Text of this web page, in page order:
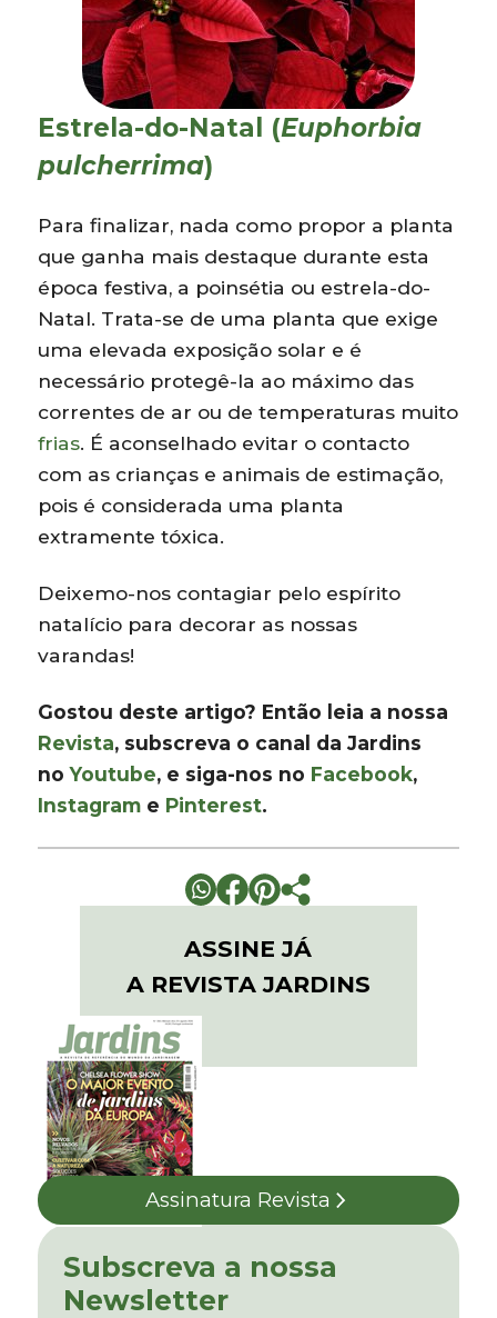
Estrela-do-Natal (Euphorbia
pulcherrima)
Para finalizar, nada como propor a planta
que ganha mais destaque durante esta
época festiva, a poinsétia ou estrela-do-
Natal. Trata-se de uma planta que exige
uma elevada exposição solar e é
necessário protegê-la ao máximo das
correntes de ar ou de temperaturas muito
frias. É aconselhado evitar o contacto
com as crianças e animais de estimação,
pois é considerada uma planta
extramente tóxica.
Deixemo-nos contagiar pelo espírito
natalício para decorar as nossas
varandas!
Gostou deste artigo? Então leia a nossa
Revista, subscreva o canal da Jardins
noYoutube, e siga-nos no Facebook,
Instagram e Pinterest.
ASSINE JÁ
A REVISTA JARDINS
Assinatura Revista
Subscreva a nossa
Newsletter